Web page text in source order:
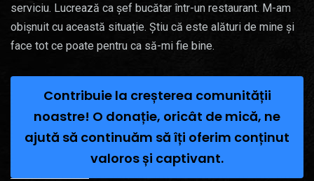
serviciu. Lucrează ca șef bucătar într-un restaurant. M-am
obișnuit cu această situație. Știu că este alături de mine și
face tot ce poate pentru ca să-mi fie bine.
Contribuie la creșterea comunității
noastre! O donație, oricât de mică, ne
ajută să continuăm să îți oferim conținut
valoros și captivant.